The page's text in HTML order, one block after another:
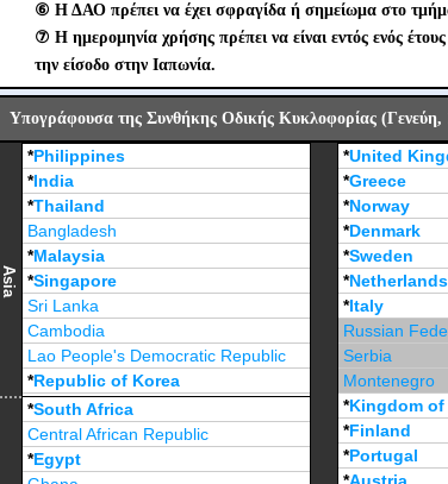
⑥ Η ΔΑΟ πρέπει να έχει σφραγίδα ή σημείωμα στο
⑦ Η ημερομηνία χρήσης πρέπει να είναι εντός ενός
την είσοδο στην Ιαπωνία.
Υπογράφουσα της Συνθήκης Οδικής Κυκλοφορίας
Asia
*Philippines
*India
*Thailand
Bangladesh
*Malaysia
*Singapore
Sri Lanka
Cambodia
Lao People's Democratic Republic
*Republic of Korea
Brunei Darussalam
*South Africa
Central African Republic
*Egypt
*United
*Greece
*Norway
*Denmark
*Sweden
*Netherlands
*Italy
Russian
Serbia
Montenegro
*Kingdom of
*Finland
*Portugal